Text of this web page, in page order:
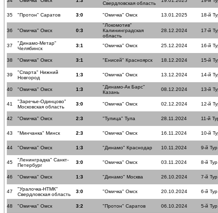
Свердловская область
35 "Протон" Саратов 3:0 "Омичка" Омск 13.01.2025 18-й
36 "Омичка" Омск 0:3
"Локомотив"
Калининградская
область
28.12.2024 17-й
37
"Динамо-Метар"
Челябинск
3:1 "Омичка" Омск 25.12.2024 16-й
38 "Омичка" Омск 3:1 "Енисей" Красноярск 18.12.2024 15-й
39
"Спарта" Нижний
Новгород
1:3 "Омичка" Омск 13.12.2024 14-й
40 "Омичка" Омск 1:3
"Динамо-Ак Барс"
Казань
08.12.2024 13-й
41
"Заречье-Одинцово"
Московская область
3:0 "Омичка" Омск 02.12.2024 12-й
42 "Омичка" Омск 2:3 "Тулица" Тула 28.11.2024 11-й
43 "Минчанка" Минск 2:3 "Омичка" Омск 16.11.2024 10-й
44 "Омичка" Омск 1:3 "Динамо" Краснодар 10.11.2024 9-й Тур
45
"Ленинградка" Санкт-
Петербург
3:0 "Омичка" Омск 03.11.2024 8-й Тур
46 "Омичка" Омск 1:3 "Динамо" Москва 26.10.2024 7-й Тур
47
"Уралочка-НТМК"
Свердловская область
3:0 "Омичка" Омск 20.10.2024 6-й Тур
48 "Омичка" Омск 3:2 "Протон" Саратов 06.10.2024 5-й Тур